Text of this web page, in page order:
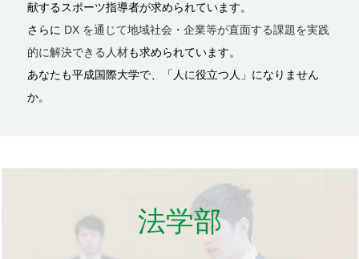
献するスポーツ指導者が求められています。
さらに DX を通じて地域社会・企業等が直面する課題を実践
的に解決できる人材も求められています。
あなたも平成国際大学で、「人に役立つ人」になりません
か。
法学部